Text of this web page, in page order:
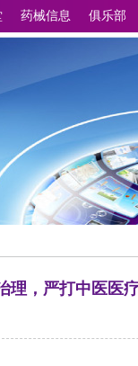
药械信息 俱乐部
理，严打中医医